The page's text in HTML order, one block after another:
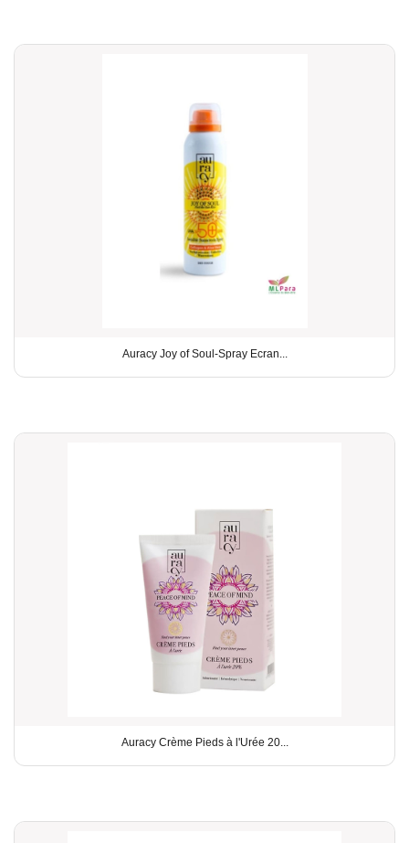
Auracy Joy of Soul-Spray Ecran...
Auracy Crème Pieds à l'Urée 20...